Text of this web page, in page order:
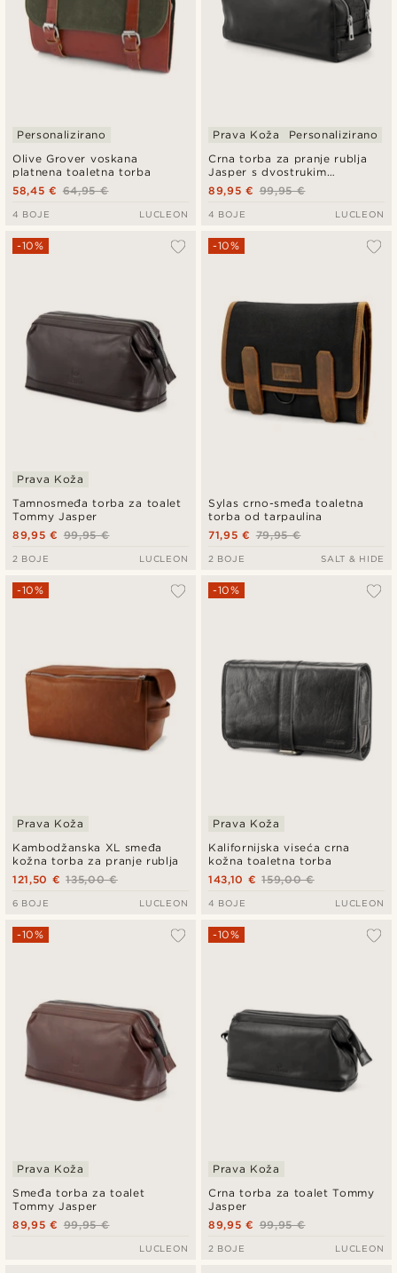
Olive Grover voskana
platnena toaletna torba
Personalizirano
64,95 €
58,45 €
4 BOJE LUCLEON
Crna torba za pranje rublja
Jasper s dvostrukim
patentnim zatvaračem
Prava Koža Personalizirano
99,95 €
89,95 €
4 BOJE LUCLEON
Tamnosmeđa torba za toalet
Tommy Jasper
-10%
Prava Koža
99,95 €
89,95 €
2 BOJE LUCLEON
Sylas crno-smeđa toaletna
torba od tarpaulina
-10%
79,95 €
71,95 €
2 BOJE SALT & HIDE
Kambodžanska XL smeđa
kožna torba za pranje rublja
-10%
Prava Koža
135,00 €
121,50 €
6 BOJE LUCLEON
Kalifornijska viseća crna
kožna toaletna torba
-10%
Prava Koža
159,00 €
143,10 €
4 BOJE LUCLEON
Smeđa torba za toalet
Tommy Jasper
-10%
Prava Koža
99,95 €
89,95 €
LUCLEON
Crna torba za toalet Tommy
Jasper
-10%
Prava Koža
99,95 €
89,95 €
2 BOJE LUCLEON